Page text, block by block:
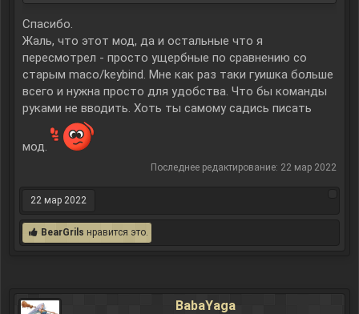
Спасибо.
Жаль, что этот мод, да и остальные что я
пересмотрел - просто ущербные по сравнению со
старым maco/keybind. Мне как раз таки гуишка больше
всего и нужна просто для удобства. Что бы команды
руками не вводить. Хоть ты самому садись писать
мод.
Последнее редактирование: 22 мар 2022
22 мар 2022
BearGrils нравится это.
BabaYaga